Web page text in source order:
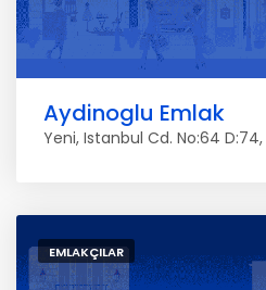
Aydinoglu Emlak
Yeni, Istanbul Cd. No:64
EMLAKÇILAR